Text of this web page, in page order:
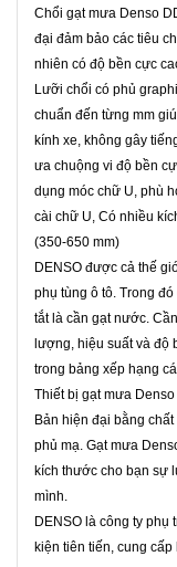
Chổi gạt mưa Denso
đại đảm bảo các tiêu
nhiên có độ bền cực
Lưỡi chổi có phủ
chuẩn đến từng mm
kính xe, không gây
ưa chuộng vi độ bền
dụng móc chữ U, phù
cài chữ U, Có nhiều
(350-650 mm)
DENSO được cả thế
phụ tùng ô tô. Trong
tắt là cần gạt nước.
lượng, hiệu suất và độ
trong bảng xếp hạng
Thiết bị gạt mưa
Bản hiện đại bằng
phủ mạ. Gạt mưa
kích thước cho bạn sự
mình.
DENSO là công ty phụ
kiện tiên tiến, cung